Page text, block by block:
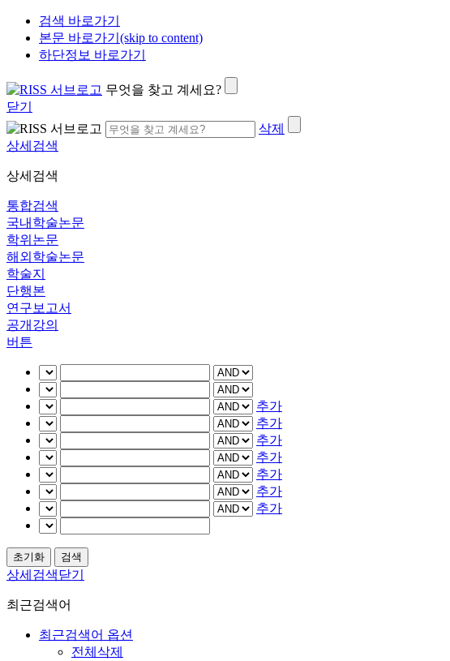
검색 바로가기
본문 바로가기(skip to content)
하단정보 바로가기
무엇을 찾고 계세요?
닫기
삭제
상세검색
상세검색
통합검색
국내학술논문
학위논문
해외학술논문
학술지
단행본
연구보고서
공개강의
버튼
추가
추가
추가
추가
추가
추가
추가
상세검색닫기
최근검색어
최근검색어 옵션
전체삭제